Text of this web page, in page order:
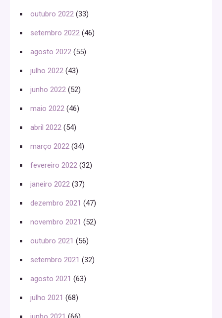
outubro 2022 (33)
setembro 2022 (46)
agosto 2022 (55)
julho 2022 (43)
junho 2022 (52)
maio 2022 (46)
abril 2022 (54)
março 2022 (34)
fevereiro 2022 (32)
janeiro 2022 (37)
dezembro 2021 (47)
novembro 2021 (52)
outubro 2021 (56)
setembro 2021 (32)
agosto 2021 (63)
julho 2021 (68)